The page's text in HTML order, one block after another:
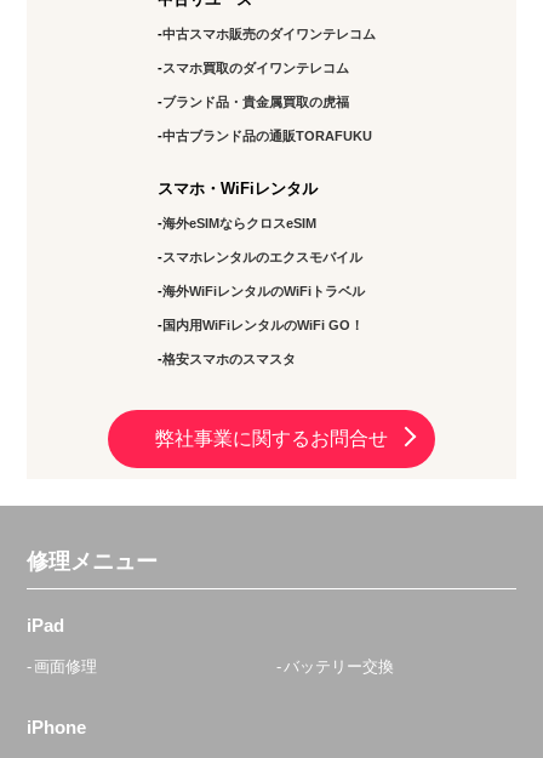
中古スマホ販売のダイワンテレコム
スマホ買取のダイワンテレコム
ブランド品・貴金属買取の虎福
中古ブランド品の通販TORAFUKU
スマホ・WiFiレンタル
海外eSIMならクロスeSIM
スマホレンタルのエクスモバイル
海外WiFiレンタルのWiFiトラベル
国内用WiFiレンタルのWiFi GO！
格安スマホのスマスタ
弊社事業に関するお問合せ
修理メニュー
iPad
画面修理 バッテリー交換
iPhone